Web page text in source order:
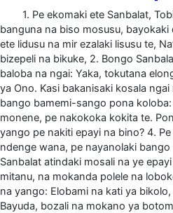
1. Pe ekomaki ete Sanbalat,
banguna na biso mosusu,
ete lidusu na mir ezalaki lisusu te,
bizepeli na bikuke, 2. Bongo
baloba na ngai: Yaka, tokutana
ya Ono. Kasi bakanisaki kosala
bango bamemi-sango pona
monene, pe nakokoka kokita te.
yango pe nakiti epayi na bino? 4.
ndenge wana, pe nayanolaki
Sanbalat atindaki mosali na ye
mitanu, na mokanda polele na
na yango: Elobami na kati ya
Bayuda, bozali na mokano ya